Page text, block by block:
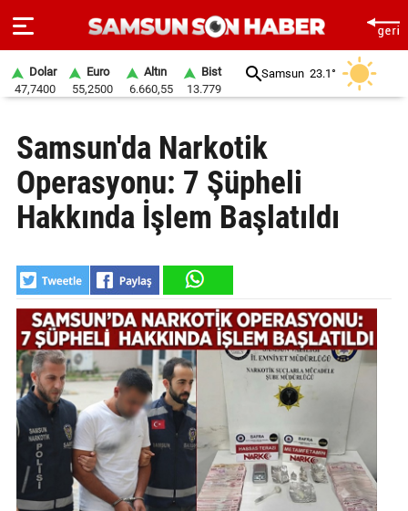
SAYFA
SAMSUN
HABER
GÜNDEM
SİYASET
EKONOMİ
DÜNYA
MAGAZİN
GALERİ
Dolar
47,7400
Euro
55,2500
Altın
6.660,55
Bist
13.779
Samsun 23.1°
Samsun'da Narkotik
Operasyonu: 7 Şüpheli
Hakkında İşlem Başlatıldı